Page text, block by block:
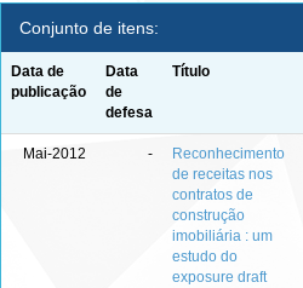
Conjunto de itens:
Data de
publicação
Data
de
defesa
Título
Mai-2012 -
Reconhecimento
de receitas nos
contratos de
construção
imobiliária : um
estudo do
exposure draft